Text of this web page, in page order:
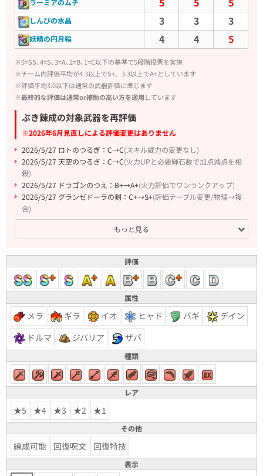
ラーミアのムチ
しんぴの水晶 3 3 3
妖精の円月輪 4 4 5
※5=SS､4=S､3=A､2=B､1=C以下の基準で5段階投票を実施
※チーム内評価平均が4.3以上でS+、3.3以上でA+としています
※評価平均3.0以下は通常の武器評価に準じます
※最終的な評価は通常or補助の高い方を適用しています
ぶき錬成の対象武器を再評価
※2026年6月見直しによる評価変更はありません
2026/5/27 ロトのつるぎ：C→C(スキル威力の変更なし)
2026/5/27 天空のつるぎ：C→C(火力UPと必要輝石数で加点減点を相
殺)
2026/5/27 ドラゴンのつえ：B+→A+(火力評価でワンランクアップ)
2026/5/27 グランゼドーラの剣：C+→S+(評価テーブル変更/物理→複
合)
もっと見る
評価
属性
メラ ギラ イオ ヒャド バギ
デイン
ドルマ
ジバリア ザバ
種類
レア
★5 ★4 ★3 ★2 ★1
その他
練成可能 回復呪文 回復特技
表示